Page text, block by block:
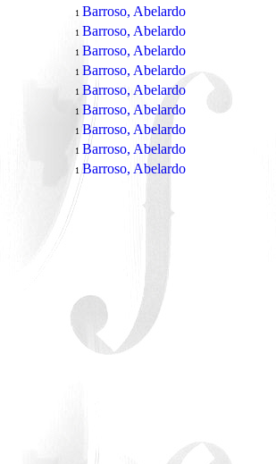
1 Barroso, Abelardo
1 Barroso, Abelardo
1 Barroso, Abelardo
1 Barroso, Abelardo
1 Barroso, Abelardo
1 Barroso, Abelardo
1 Barroso, Abelardo
1 Barroso, Abelardo
1 Barroso, Abelardo